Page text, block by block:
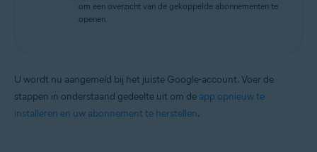
om een overzicht van de gekoppelde abonnementen te
openen.
U wordt nu aangemeld bij het juiste Google-account. Voer de
stappen in onderstaand gedeelte uit om de app opnieuw te
installeren en uw abonnement te herstellen.